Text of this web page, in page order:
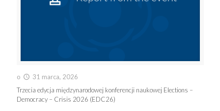
o
31 marca, 2026
Trzecia edycja międzynarodowej konferencji naukowej Elections –
Democracy – Crisis 2026 (EDC26)